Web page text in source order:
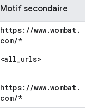
Motif secondaire
https: //www.wombat.
com/*
<all_urls>
https: //www.wombat.
com/*